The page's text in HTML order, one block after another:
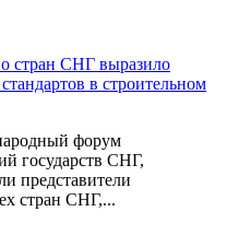
стран СНГ выразило
в строительном
форум
государств СНГ,
представители
стран СНГ,...